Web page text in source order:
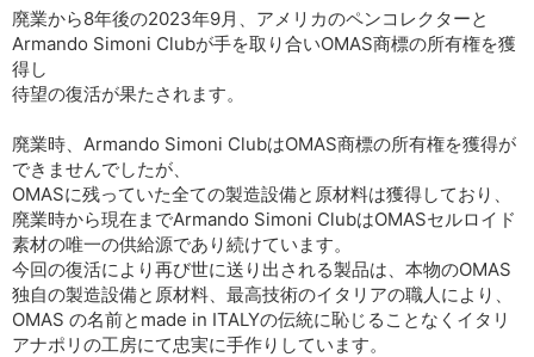
廃業から8年後の2023年9月、アメリカのペンコレクターと
Armando Simoni Clubが手を取り合いOMAS商標の所有権を獲
得し
待望の復活が果たされます。
廃業時、Armando Simoni ClubはOMAS商標の所有権を獲得が
できませんでしたが、
OMASに残っていた全ての製造設備と原材料は獲得しており、
廃業時から現在までArmando Simoni ClubはOMASセルロイド
素材の唯一の供給源であり続けています。
今回の復活により再び世に送り出される製品は、本物のOMAS
独自の製造設備と原材料、最高技術のイタリアの職人により、
OMAS の名前とmade in ITALYの伝統に恥じることなくイタリ
アナポリの工房にて忠実に手作りしています。